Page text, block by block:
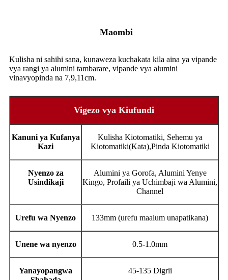
Maombi
Kulisha ni sahihi sana, kunaweza kuchakata kila aina ya vipande
vya rangi ya alumini tambarare, vipande vya alumini
vinavyopinda na 7,9,11cm.
Vigezo vya Kiufundi
Kanuni ya Kufanya
Kazi
Kulisha Kiotomatiki, Sehemu ya
Kiotomatiki(Kata),Pinda Kiotomatiki
Nyenzo za
Usindikaji
Alumini ya Gorofa, Alumini Yenye
Kingo, Profaili ya Uchimbaji wa Alumini,
Channel
Urefu wa Nyenzo 133mm (urefu maalum unapatikana)
Unene wa nyenzo 0.5-1.0mm
Yanayopangwa
45-135 Digrii